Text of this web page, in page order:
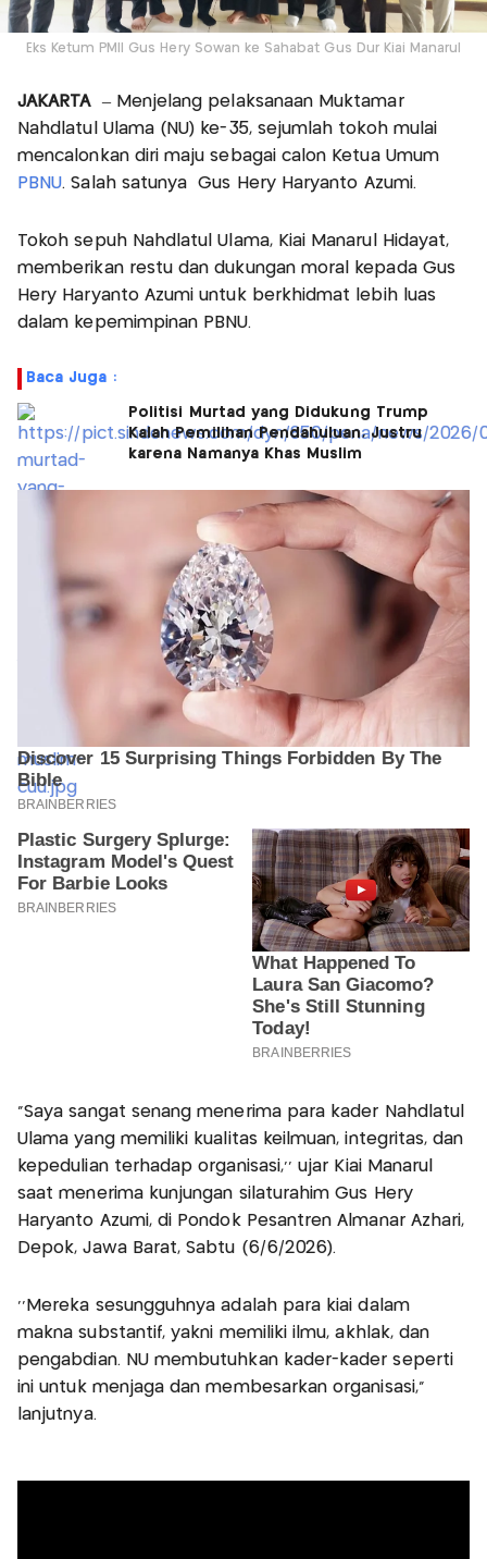
Eks Ketum PMII Gus Hery Sowan ke Sahabat Gus Dur Kiai Manarul
JAKARTA – Menjelang pelaksanaan Muktamar
Nahdlatul Ulama (NU) ke-35, sejumlah tokoh mulai
mencalonkan diri maju sebagai calon Ketua Umum
PBNU. Salah satunya Gus Hery Haryanto Azumi.
Tokoh sepuh Nahdlatul Ulama, Kiai Manarul Hidayat,
memberikan restu dan dukungan moral kepada Gus
Hery Haryanto Azumi untuk berkhidmat lebih luas
dalam kepemimpinan PBNU.
Baca Juga :
Politisi Murtad yang Didukung Trump
Kalah Pemilihan Pendahuluan, Justru
karena Namanya Khas Muslim
"Saya sangat senang menerima para kader Nahdlatul
Ulama yang memiliki kualitas keilmuan, integritas, dan
kepedulian terhadap organisasi,’’ ujar Kiai Manarul
saat menerima kunjungan silaturahim Gus Hery
Haryanto Azumi, di Pondok Pesantren Almanar Azhari,
Depok, Jawa Barat, Sabtu (6/6/2026).
‘’Mereka sesungguhnya adalah para kiai dalam
makna substantif, yakni memiliki ilmu, akhlak, dan
pengabdian. NU membutuhkan kader-kader seperti
ini untuk menjaga dan membesarkan organisasi,"
lanjutnya.